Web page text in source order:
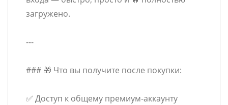
загружено.
---
### 🎁 Что вы получите после покупки:
✅ Доступ к общему премиум-аккаунту